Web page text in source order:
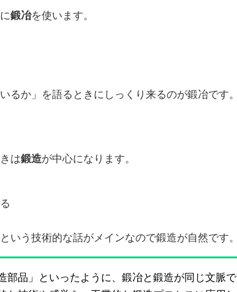
鍛冶を使います。
るか」を語るときにしっくり来るのが鍛冶です。
は鍛造が中心になります。
いう技術的な話がメインなので鍛造が自然です。
部品」といったように、鍛冶と鍛造が同じ文脈で